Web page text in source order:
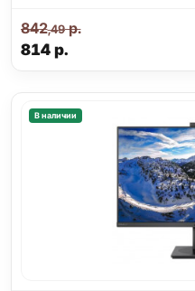
814р.
842,49р.
В наличии